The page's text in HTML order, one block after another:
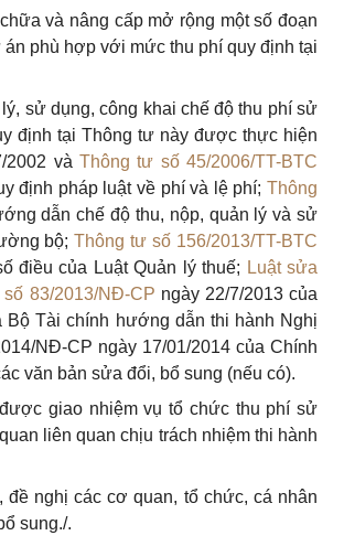
và nâng cấp mở rộng một số đoạn
phù hợp với mức thu phí quy định tại
sử dụng, công khai chế độ thu phí sử
định tại Thông tư này được thực hiện
2002 và Thông tư số 45/2006/TT-BTC
định pháp luật về phí và lệ phí; Thông
dẫn chế độ thu, nộp, quản lý và sử
bộ;Thông tư số 156/2013/TT-BTC
điều của Luật Quản lý thuế; Luật sửa
số 83/2013/NĐ-CP ngày 22/7/2013 của
Bộ Tài chính hướng dẫn thi hành Nghị
NĐ-CP ngày 17/01/2014 của Chính
văn bản sửa đổi, bổ sung (nếu có).
giao nhiệm vụ tổ chức thu phí sử
liên quan chịu trách nhiệm thi hành
nghị các cơ quan, tổ chức, cá nhân
sung./.